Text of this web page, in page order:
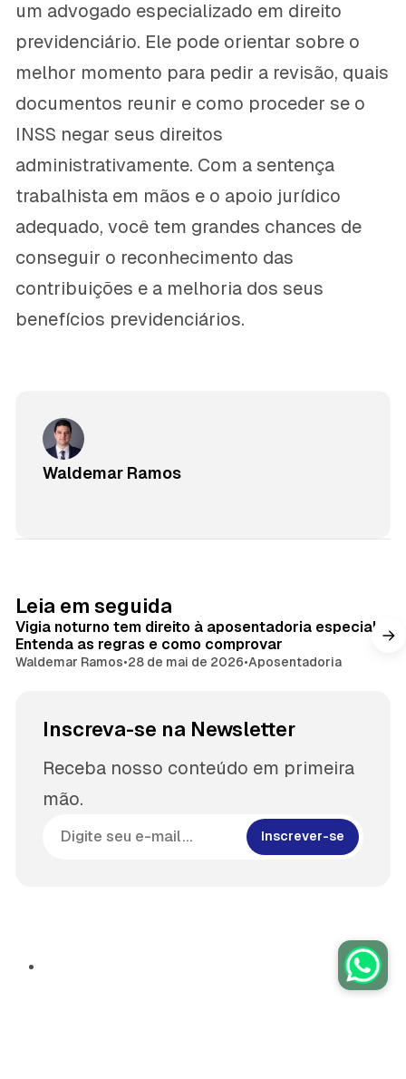
um advogado especializado em direito
previdenciário. Ele pode orientar sobre o
melhor momento para pedir a revisão, quais
documentos reunir e como proceder se o
INSS negar seus direitos
administrativamente. Com a sentença
trabalhista em mãos e o apoio jurídico
adequado, você tem grandes chances de
conseguir o reconhecimento das
contribuições e a melhoria dos seus
benefícios previdenciários.
Waldemar Ramos
Leia em seguida
Vigia noturno tem direito à aposentadoria especial?
Entenda as regras e como comprovar
Waldemar Ramos•28 de mai de 2026•Aposentadoria
Inscreva-se na Newsletter
Receba nosso conteúdo em primeira
mão.
Inscrever-se